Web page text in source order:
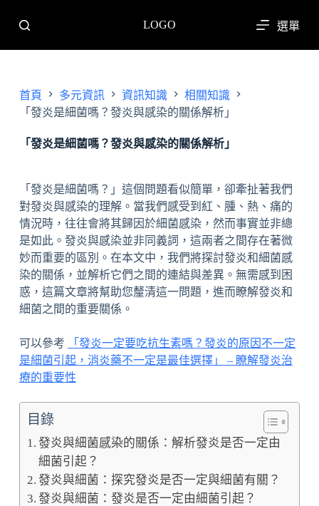
至
主
容
LOGO 選單
首頁 多元資訊 資訊知識
相關知識
「發炎是細菌嗎？發炎與感染的關係解析」
「發炎是細菌嗎？發炎與感染的關係解析」
「發炎是細菌嗎？」這個問題看似簡單，卻牽扯著我們
對發炎與感染的理解。當我們感受到紅、腫、熱、痛的
情況時，往往會將其歸因於細菌感染，然而事實並非總
是如此。發炎與感染並非同義詞，這兩者之間存在著微
妙而重要的區別。在本文中，我們將探討發炎和細菌感
染的關係，並解析它們之間的連結與差異。無需感到困
惑，這篇文章將幫助您釐清這一問題，進而瞭解發炎和
細菌之間的重要關係。
可以參考
「發炎一定要吃抗生素嗎？發炎的原因不一定
是細菌引起，消炎藥不一定是最佳選擇」 – 瞭解發炎治
療的重要性
目錄
發炎與細菌感染的關係：解析發炎是否一定由
細菌引起？
發炎與細菌：探究發炎是否一定與細菌有關？
發炎與細菌：發炎是否一定由細菌引起？